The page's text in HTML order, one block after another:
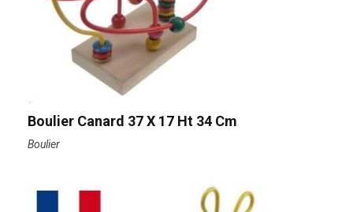
Boulier Canard 37 X 17 Ht 34 Cm
Boulier